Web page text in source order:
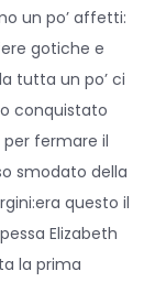
un po’ affetti:
gotiche e
tutta un po’ ci
conquistato
fermare il
smodato della
questo il
Elizabeth
la prima